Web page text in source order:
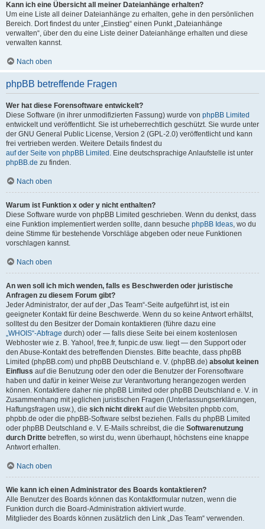
Kann ich eine Übersicht all meiner Dateianhänge erhalten?
Um eine Liste all deiner Dateianhänge zu erhalten, gehe in den persönlichen
Bereich. Dort findest du unter „Einstieg“ einen Punkt „Dateianhänge
verwalten“, über den du eine Liste deiner Dateianhänge erhalten und diese
verwalten kannst.
Nach oben
phpBB betreffende Fragen
Wer hat diese Forensoftware entwickelt?
Diese Software (in ihrer unmodifizierten Fassung) wurde von phpBB Limited
entwickelt und veröffentlicht. Sie ist urheberrechtlich geschützt. Sie wurde unter
der GNU General Public License, Version 2 (GPL-2.0) veröffentlicht und kann
frei vertrieben werden. Weitere Details findest du
auf der Seite von phpBB Limited . Eine deutschsprachige Anlaufstelle ist unter
phpBB.de zu finden.
Nach oben
Warum ist Funktion x oder y nicht enthalten?
Diese Software wurde von phpBB Limited geschrieben. Wenn du denkst, dass
eine Funktion implementiert werden sollte, dann besuche phpBB Ideas, wo du
deine Stimme für bestehende Vorschläge abgeben oder neue Funktionen
vorschlagen kannst.
Nach oben
An wen soll ich mich wenden, falls es Beschwerden oder juristische
Anfragen zu diesem Forum gibt?
Jeder Administrator, der auf der „Das Team“-Seite aufgeführt ist, ist ein
geeigneter Kontakt für deine Beschwerde. Wenn du so keine Antwort erhältst,
solltest du den Besitzer der Domain kontaktieren (führe dazu eine
„WHOIS“-Abfrage durch) oder — falls diese Seite bei einem kostenlosen
Webhoster wie z. B. Yahoo!, free.fr, funpic.de usw. liegt — den Support oder
den Abuse-Kontakt des betreffenden Dienstes. Bitte beachte, dass phpBB
Limited (phpBB.com) und phpBB Deutschland e. V. (phpBB.de) absolut keinen
Einfluss auf die Benutzung oder den oder die Benutzer der Forensoftware
haben und dafür in keiner Weise zur Verantwortung herangezogen werden
können. Kontaktiere daher nie phpBB Limited oder phpBB Deutschland e. V. in
Zusammenhang mit jeglichen juristischen Fragen (Unterlassungserklärungen,
Haftungsfragen usw.), die sich nicht direkt auf die Websiten phpbb.com,
phpbb.de oder die phpBB-Software selbst beziehen. Falls du phpBB Limited
oder phpBB Deutschland e. V. E-Mails schreibst, die die Softwarenutzung
durch Dritte betreffen, so wirst du, wenn überhaupt, höchstens eine knappe
Antwort erhalten.
Nach oben
Wie kann ich einen Administrator des Boards kontaktieren?
Alle Benutzer des Boards können das Kontaktformular nutzen, wenn die
Funktion durch die Board-Administration aktiviert wurde.
Mitglieder des Boards können zusätzlich den Link „Das Team“ verwenden.